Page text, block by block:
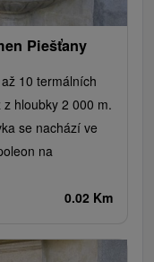
Piešťany
10 termálních
hloubky 2 000 m.
se nachází ve
na
0.02 Km